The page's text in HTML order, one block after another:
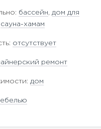
бассейн
дом для
сауна-хамам
отсутствует
ремонт
дом